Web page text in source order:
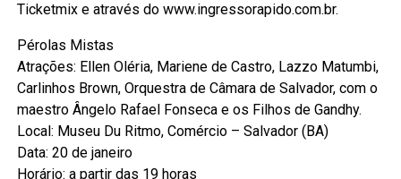
Ticketmix e através do www.ingressorapido.com.br.
Pérolas Mistas
Atrações: Ellen Oléria, Mariene de Castro, Lazzo Matumbi,
Carlinhos Brown, Orquestra de Câmara de Salvador, com o
maestro Ângelo Rafael Fonseca e os Filhos de Gandhy.
Local: Museu Du Ritmo, Comércio – Salvador (BA)
Data: 20 de janeiro
Horário: a partir das 19 horas